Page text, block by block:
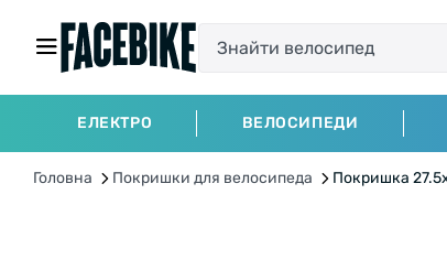
ЕЛЕКТРО ВЕЛОСИПЕДИ
Головна Покришки для велосипеда Покришка